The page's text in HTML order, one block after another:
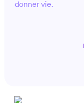
donner vie.